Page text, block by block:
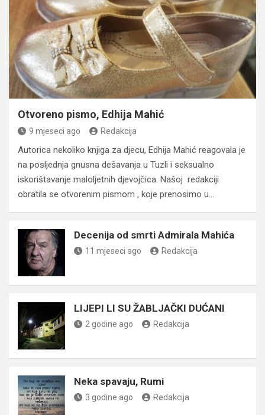
Otvoreno pismo, Edhija Mahić
9 mjeseci ago Redakcija
Autorica nekoliko knjiga za djecu, Edhija Mahić reagovala je
na posljednja gnusna dešavanja u Tuzli i seksualno
iskorištavanje maloljetnih djevojčica. Našoj redakciji
obratila se otvorenim pismom , koje prenosimo u…
Decenija od smrti Admirala Mahića
11 mjeseci ago Redakcija
LIJEPI LI SU ŽABLJAČKI DUĆANI
2 godine ago Redakcija
Neka spavaju, Rumi
3 godine ago Redakcija